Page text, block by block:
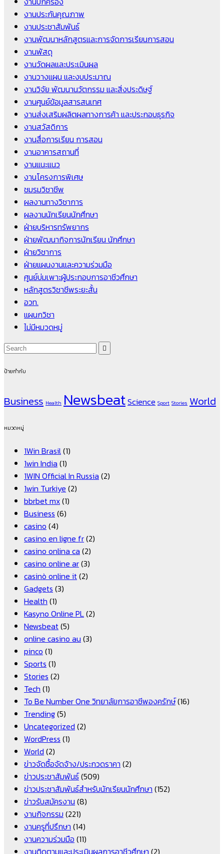
งานประกันคุณภาพ
งานประชาสัมพันธ์
งานพัฒนาหลักสูตรและการจัดการเรียนการสอน
งานพัสดุ
งานวัดผลและประเมินผล
งานวางแผน และงบประมาณ
งานวิจัย พัฒนานวัตกรรม และสิ่งประดิษฐ์
งานศูนย์ข้อมูลสารสนเทศ
งานส่งเสริมผลิตผลทางการค้า และประกอบธุรกิจ
งานสวัสดิการ
งานสื่อการเรียน การสอน
งานอาคารสถานที่
งานแนะแนว
งานโครงการพิเศษ
ชมรมวิชาชีพ
ผลงานทางวิชาการ
ผลงานนักเรียนนักศึกษา
ฝ่ายบริหารทรัพยากร
ฝ่ายพัฒนากิจการนักเรียน นักศึกษา
ฝ่ายวิชาการ
ฝ่ายแผนงานและความร่วมมือ
ศูนย์บ่มเพาะผู้ประกอบการอาชีวศึกษา
หลักสูตรวิชาชีพระยะสั้น
อวท.
แผนกวิชา
ไม่มีหมวดหมู่
ป้ายกำกับ
Business Health NewsbeatScience Sport Stories World
หมวดหมู่
1Win Brasil(1)
1win India (1)
1WIN Official In Russia (2)
1win Turkiye (2)
bbrbet mx(1)
Business (6)
casino (4)
casino en ligne fr(2)
casino onlina ca (2)
casino online ar(3)
casinò online it(2)
Gadgets (3)
Health (1)
Kasyno Online PL(2)
Newsbeat(5)
online casino au (3)
pinco (1)
Sports (1)
Stories (2)
Tech (1)
To Be Number One วิทยาลัยการอาชีพองครักษ์(16)
Trending(5)
Uncategorized (2)
WordPress (1)
World (2)
ข่าวจัดซื้อจัดจ้าง/ประกวดราคา (2)
ข่าวประชาสัมพันธ์(509)
ข่าวประชาสัมพันธ์สำหรับนักเรียนนักศึกษา (152)
ข่าวรับสมัครงาน (8)
งานกิจกรรม (221)
งานครูที่ปรึกษา (14)
งานความร่วมมือ (11)
งานติดตามและประเมินผลการอาชีวศึกษา (2)